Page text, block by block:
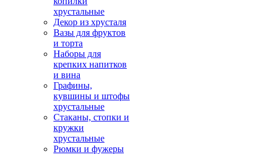
хрустальные
Декор из хрусталя
Вазы для фруктов
и торта
Наборы для
крепких напитков
и вина
Графины,
кувшины и штофы
хрустальные
Стаканы, стопки и
кружки
хрустальные
Рюмки и фужеры